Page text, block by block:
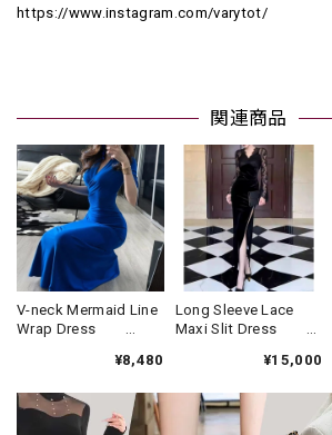
https://www.instagram.com/varytot/
関連商品
V-neck Mermaid Line
Wrap Dress
¥8,480
Long Sleeve Lace
Maxi Slit Dress
¥15,000